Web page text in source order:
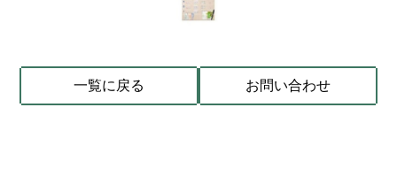
一覧に戻る お問い合わせ